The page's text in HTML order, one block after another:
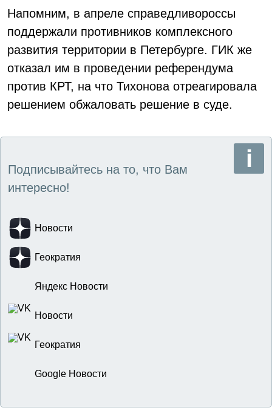
Напомним, в апреле справедливороссы
поддержали противников комплексного
развития территории в Петербурге. ГИК же
отказал им в проведении референдума
против КРТ, на что Тихонова отреагировала
решением обжаловать решение в суде.
Подписывайтесь на то, что Вам
интересно!
Новости
Геократия
Яндекс Новости
Новости
Геократия
Google Новости